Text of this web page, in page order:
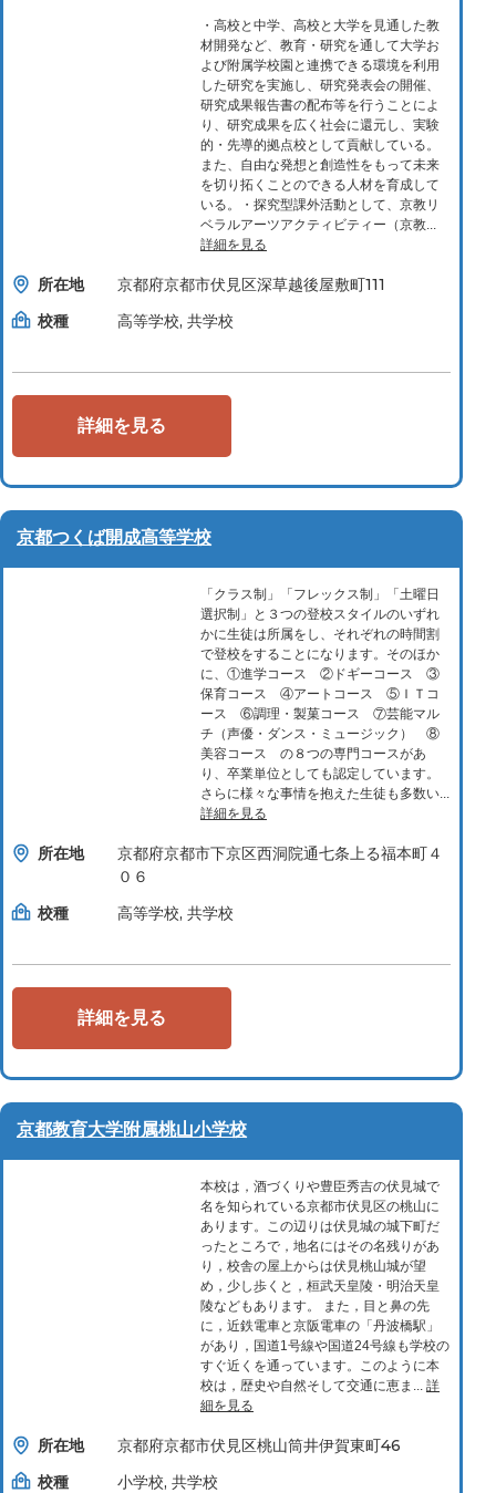
・高校と中学、高校と大学を見通した教
材開発など、教育・研究を通して大学お
よび附属学校園と連携できる環境を利用
した研究を実施し、研究発表会の開催、
研究成果報告書の配布等を行うことによ
り、研究成果を広く社会に還元し、実験
的・先導的拠点校として貢献している。
また、自由な発想と創造性をもって未来
を切り拓くことのできる人材を育成して
いる。・探究型課外活動として、京教リ
ベラルアーツアクティビティー（京教...
詳細を見る
所在地
京都府京都市伏見区深草越後屋敷町111
校種
高等学校, 共学校
詳細を見る
京都つくば開成高等学校
「クラス制」「フレックス制」「土曜日
選択制」と３つの登校スタイルのいずれ
かに生徒は所属をし、それぞれの時間割
で登校をすることになります。そのほか
に、①進学コース ②ドギーコース ③
保育コース ④アートコース ⑤ＩＴコ
ース ⑥調理・製菓コース ⑦芸能マル
チ（声優・ダンス・ミュージック） ⑧
美容コース の８つの専門コースがあ
り、卒業単位としても認定しています。
さらに様々な事情を抱えた生徒も多数い...
詳細を見る
所在地
京都府京都市下京区西洞院通七条上る福本町４
０６
校種
高等学校, 共学校
詳細を見る
京都教育大学附属桃山小学校
本校は，酒づくりや豊臣秀吉の伏見城で
名を知られている京都市伏見区の桃山に
あります。この辺りは伏見城の城下町だ
ったところで，地名にはその名残りがあ
り，校舎の屋上からは伏見桃山城が望
め，少し歩くと，桓武天皇陵・明治天皇
陵などもあります。 また，目と鼻の先
に，近鉄電車と京阪電車の「丹波橋駅」
があり，国道1号線や国道24号線も学校の
すぐ近くを通っています。このように本
校は，歴史や自然そして交通に恵ま... 詳
細を見る
所在地
京都府京都市伏見区桃山筒井伊賀東町46
校種
小学校, 共学校